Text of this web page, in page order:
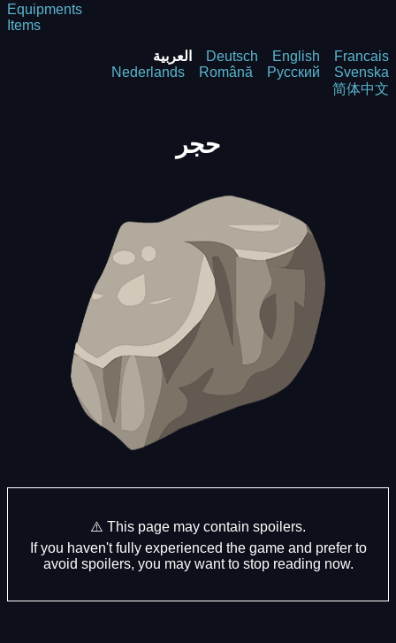
Equipments
Items
العربية Deutsch English
Francais
Nederlands
Română Русский
Svenska
简体中文
حجر
⚠️ This page may contain spoilers.
If you haven't fully experienced the game and prefer to
avoid spoilers, you may want to stop reading now.